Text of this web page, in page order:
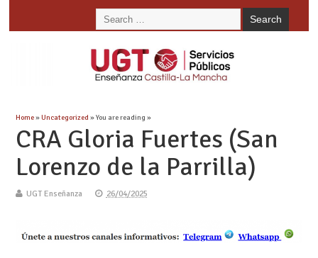
Home»Uncategorized » You are reading »
CRA Gloria Fuertes (San
Lorenzo de la Parrilla)
UGT Enseñanza 26/04/2025